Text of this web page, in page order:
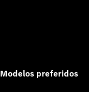
Modelos preferidos